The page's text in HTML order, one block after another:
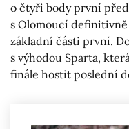
o čtyři body první
s Olomoucí
základní části první.
s výhodou Sparta,
finále hostit poslední